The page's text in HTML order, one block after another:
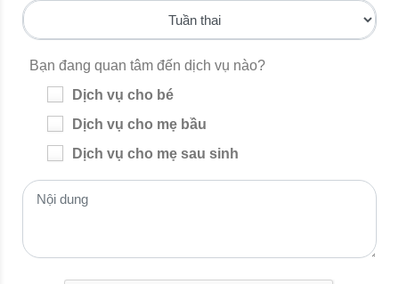
Bạn đang quan tâm đến dịch vụ nào?
Dịch vụ cho bé
Dịch vụ cho mẹ bầu
Dịch vụ cho mẹ sau sinh